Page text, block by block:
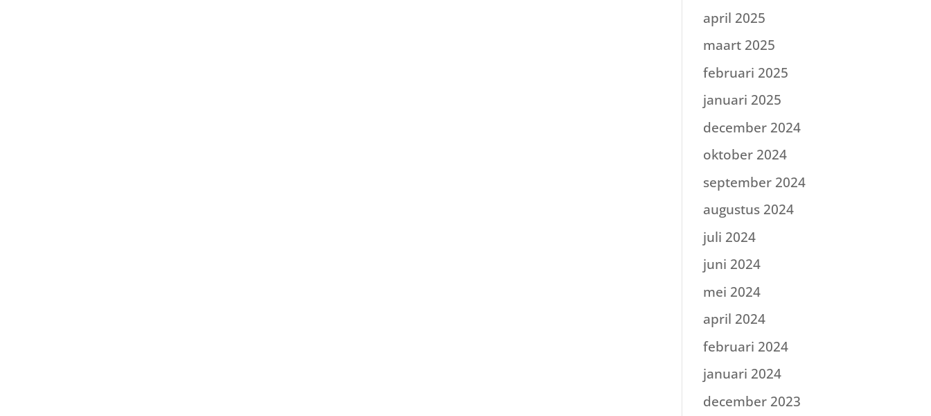
april 2025
maart 2025
februari 2025
januari 2025
december 2024
oktober 2024
september 2024
augustus 2024
juli 2024
juni 2024
mei 2024
april 2024
februari 2024
januari 2024
december 2023